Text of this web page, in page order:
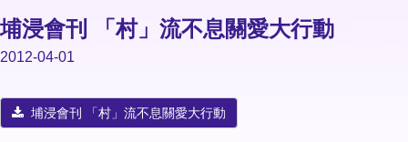
埔浸會刊 「村」流不息關愛大行動
2012-04-01
埔浸會刊 「村」流不息關愛大行動